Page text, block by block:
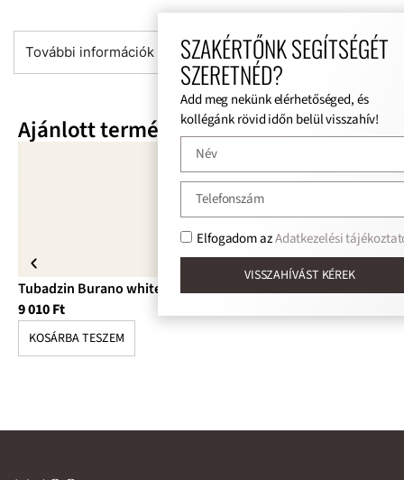
További információk
Ajánlott termékek
Tubadzin Burano white csempe
9 010Ft
KOSÁRBA TESZEM
SZAKÉRTŐNK SEGÍTSÉGÉT
SZERETNÉD?
Add meg nekünk elérhetőséged, és
kollégánk rövid időn belül visszahív!
Elfogadom azAdatkezelési
VISSZAHÍVÁST KÉREK